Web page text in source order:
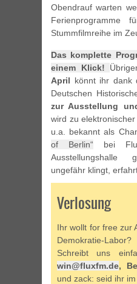
Obendrauf warten
Ferienprogramme
Stummfilmreihe im
Das komplette
einem Klick!
April könnt ihr dank
Deutschen
zur Ausstellung
wird zu
u.a. bekannt als
of Berlin“ bei
ungefähr klingt,
Verlosung
Ihr wollt for free zur
Demokratie-
Schreibt uns
win@fluxfm.de,
und zack: seid ihr